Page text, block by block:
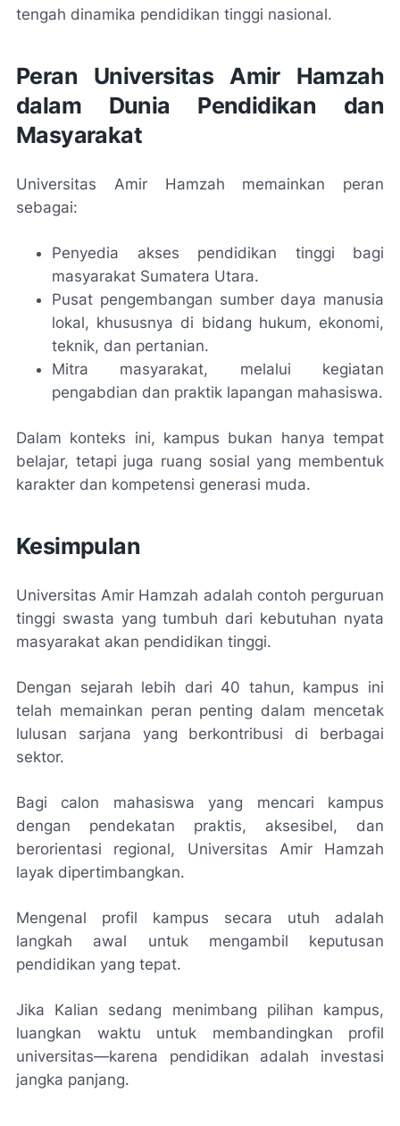
tengah dinamika pendidikan tinggi nasional.
Peran Universitas Amir Hamzah
dalam Dunia Pendidikan dan
Masyarakat
Universitas Amir Hamzah memainkan peran
sebagai:
Penyedia akses pendidikan tinggi bagi
masyarakat Sumatera Utara.
Pusat pengembangan sumber daya manusia
lokal, khususnya di bidang hukum, ekonomi,
teknik, dan pertanian.
Mitra masyarakat, melalui kegiatan
pengabdian dan praktik lapangan mahasiswa.
Dalam konteks ini, kampus bukan hanya tempat
belajar, tetapi juga ruang sosial yang membentuk
karakter dan kompetensi generasi muda.
Kesimpulan
Universitas Amir Hamzah adalah contoh perguruan
tinggi swasta yang tumbuh dari kebutuhan nyata
masyarakat akan pendidikan tinggi.
Dengan sejarah lebih dari 40 tahun, kampus ini
telah memainkan peran penting dalam mencetak
lulusan sarjana yang berkontribusi di berbagai
sektor.
Bagi calon mahasiswa yang mencari kampus
dengan pendekatan praktis, aksesibel, dan
berorientasi regional, Universitas Amir Hamzah
layak dipertimbangkan.
Mengenal profil kampus secara utuh adalah
langkah awal untuk mengambil keputusan
pendidikan yang tepat.
Jika Kalian sedang menimbang pilihan kampus,
luangkan waktu untuk membandingkan profil
universitas—karena pendidikan adalah investasi
jangka panjang.